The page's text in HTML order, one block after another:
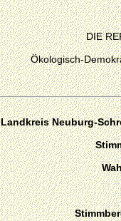
DIE
Ökologisch-
Landkreis Neuburg-